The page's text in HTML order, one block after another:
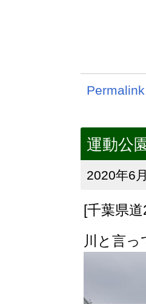
Permalink
運動公
2020年6
[千葉県
川と言